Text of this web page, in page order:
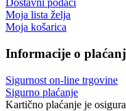
Dostavni podaci
Moja lista želja
Moja košarica
Informacije o
Sigurnost on-line trgovine
Sigurno plaćanje
Kartično plaćanje je